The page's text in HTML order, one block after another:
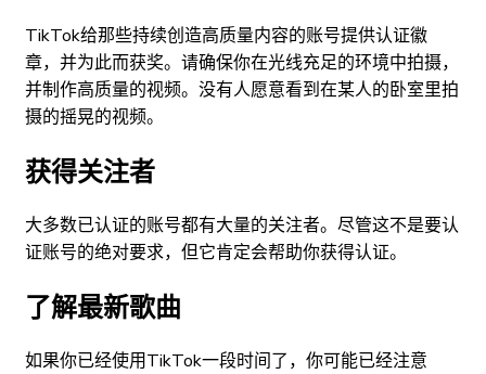
TikTok给那些持续创造高质量内容的账号提供认证徽
章，并为此而获奖。请确保你在光线充足的环境中拍摄，
并制作高质量的视频。没有人愿意看到在某人的卧室里拍
摄的摇晃的视频。
获得关注者
大多数已认证的账号都有大量的关注者。尽管这不是要认
证账号的绝对要求，但它肯定会帮助你获得认证。
了解最新歌曲
如果你已经使用TikTok一段时间了，你可能已经注意